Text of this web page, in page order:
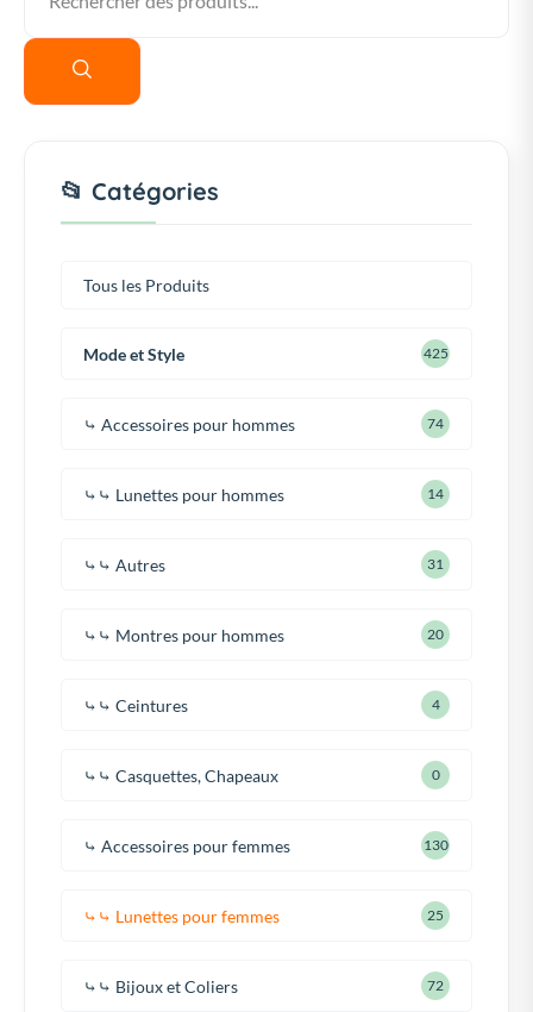
📂 Catégories
Tous les Produits
Mode et Style 425
⤷ Accessoires pour hommes 74
⤷⤷ Lunettes pour hommes 14
⤷⤷ Autres 31
⤷⤷ Montres pour hommes 20
⤷⤷ Ceintures 4
⤷⤷ Casquettes, Chapeaux 0
⤷ Accessoires pour femmes 130
⤷⤷ Lunettes pour femmes 25
⤷⤷ Bijoux et Coliers 72